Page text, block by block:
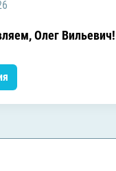
Олег Вильевич!